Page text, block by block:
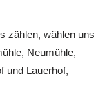
zählen, wählen uns
Neumühle,
und Lauerhof,